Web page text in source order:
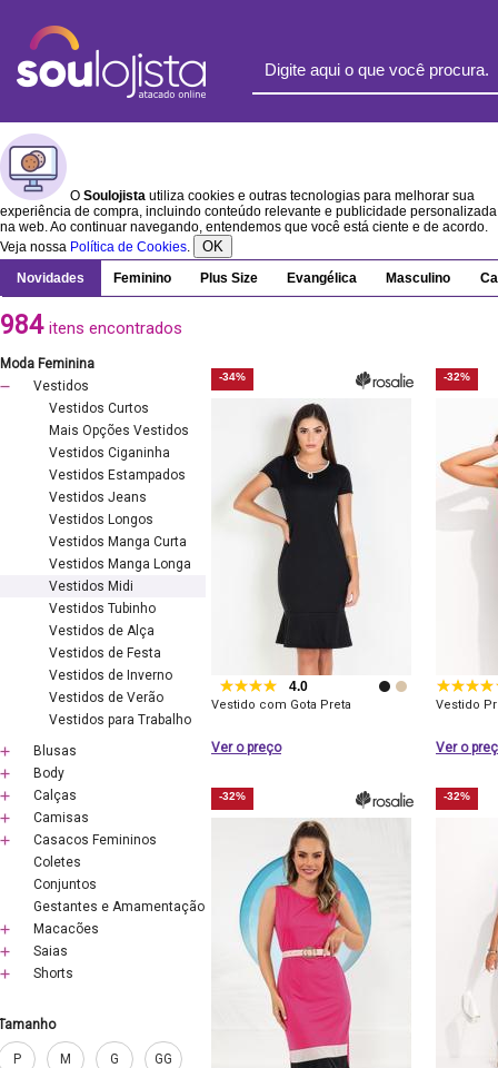
O Soulojista utiliza cookies e outras tecnologias para melhorar sua
experiência de compra, incluindo conteúdo relevante e publicidade personalizada
na web. Ao continuar navegando, entendemos que você está ciente e de acordo.
Veja nossa Política de Cookies. OK
Novidades Feminino Plus Size Evangélica Masculino
984 itens encontrados
Moda Feminina
Vestidos
Vestidos Curtos
Mais Opções Vestidos
Vestidos Ciganinha
Vestidos Estampados
Vestidos Jeans
Vestidos Longos
Vestidos Manga Curta
Vestidos Manga Longa
Vestidos Midi
Vestidos Tubinho
Vestidos de Alça
Vestidos de Festa
Vestidos de Inverno
Vestidos de Verão
Vestidos para Trabalho
Blusas
Body
Calças
Camisas
Casacos Femininos
Coletes
Conjuntos
Gestantes e Amamentação
Macacões
Saias
Shorts
P M G GG
-34%
4.0
Vestido com Gota Preta
Ver o preço
-32%
Vestido
Ver o
-32% -32%